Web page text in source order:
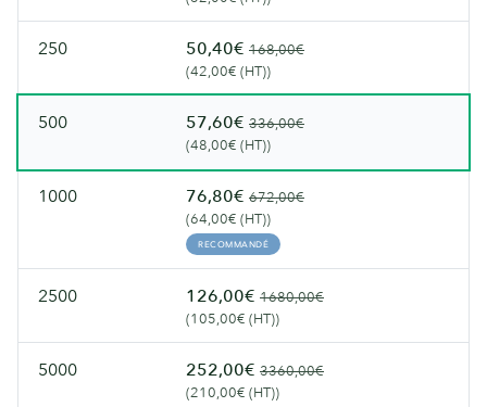
250 50,40€ 168,00€
(42,00€ (HT))
500 57,60€ 336,00€
(48,00€ (HT))
1000 76,80€ 672,00€
(64,00€ (HT))
RECOMMANDÉ
2500 126,00€ 1680,00€
(105,00€ (HT))
5000 252,00€ 3360,00€
(210,00€ (HT))